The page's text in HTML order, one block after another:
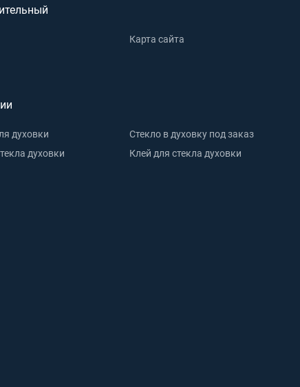
Карта сайта
духовки
духовки
Стекло в духовку под заказ
Клей для стекла духовки